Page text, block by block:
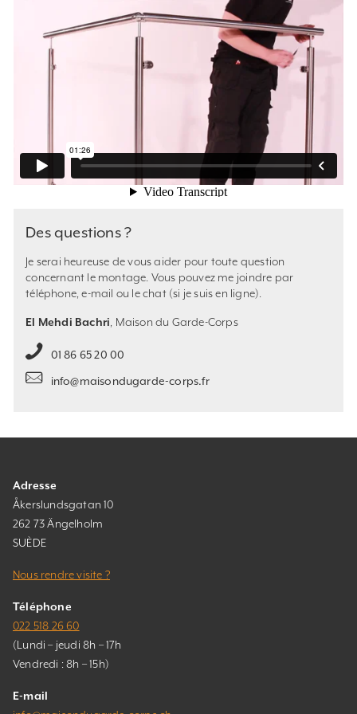
Des questions ?
Je serai heureuse de vous aider pour toute question
concernant le montage. Vous pouvez me joindre par
téléphone, e-mail ou le chat (si je suis en ligne).
El Mehdi Bachri, Maison du Garde-Corps
01 86 65 20 00
info@maisondugarde-corps.fr
Adresse
Åkerslundsgatan 10
262 73 Ängelholm
SUÈDE
Nous rendre visite ?
Téléphone
022 518 26 60
(Lundi – jeudi 8h – 17h
Vendredi : 8h – 15h)
E-mail